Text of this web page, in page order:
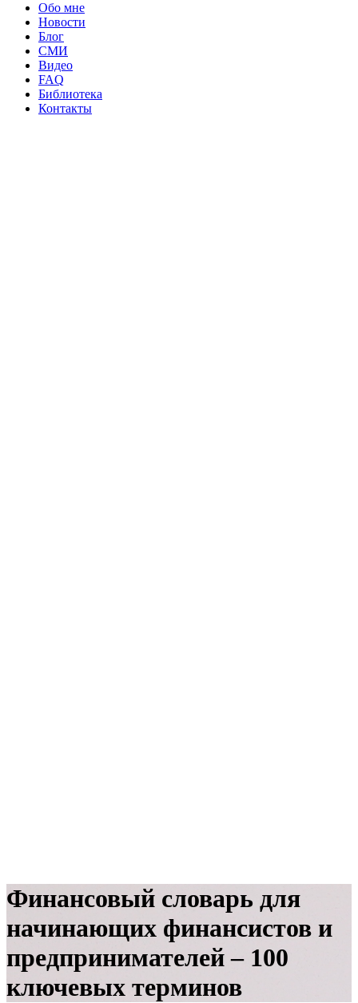
Обо мне
Новости
Блог
СМИ
Видео
FAQ
Библиотека
Контакты
Финансовый словарь для
начинающих финансистов и
предпринимателей – 100
ключевых терминов